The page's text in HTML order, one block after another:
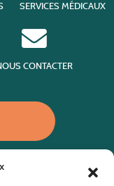
SERVICES MÉDICAUX
CONTACTER